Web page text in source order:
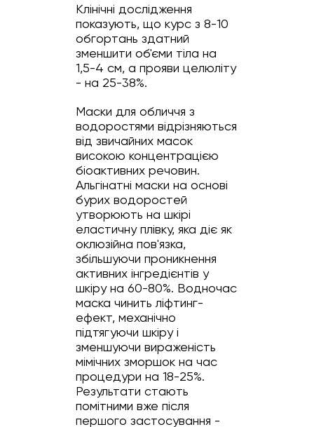
Клінічні дослідження
показують, що курс з 8-10
обгортань здатний
зменшити об'єми тіла на
1,5-4 см, а прояви целюліту
- на 25-38%.
Маски для обличчя з
водоростями відрізняються
від звичайних масок
високою концентрацією
біоактивних речовин.
Альгінатні маски на основі
бурих водоростей
утворюють на шкірі
еластичну плівку, яка діє як
оклюзійна пов'язка,
збільшуючи проникнення
активних інгредієнтів у
шкіру на 60-80%. Водночас
маска чинить ліфтинг-
ефект, механічно
підтягуючи шкіру і
зменшуючи вираженість
мімічних зморшок на час
процедури на 18-25%.
Результати стають
помітними вже після
першого застосування -